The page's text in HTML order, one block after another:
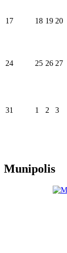
17 18 19 20
24
25 26 27
31 1 2 3
Munipolis